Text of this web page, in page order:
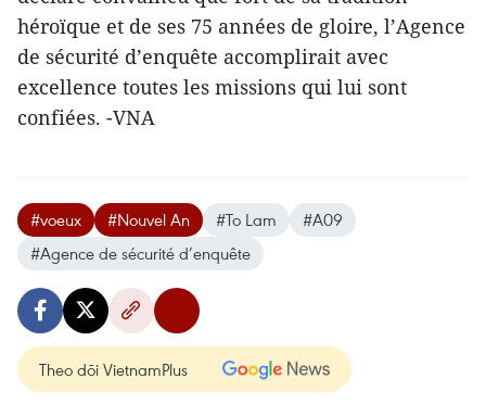
héroïque et de ses 75 années de gloire, l’Agence
de sécurité d’enquête accomplirait avec
excellence toutes les missions qui lui sont
confiées. -VNA
#voeux #Nouvel An #To Lam
#A09
#Agence de sécurité d’enquête
Theo dõi VietnamPlus